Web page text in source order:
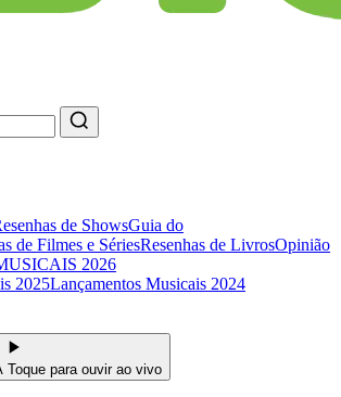
de ShowsGuia do
de Filmes e SériesResenhas de LivrosOpinião
2026
2025Lançamentos Musicais 2024
Toque para ouvir ao vivo